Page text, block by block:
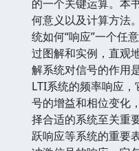
的一个关键运算。本
何意义以及计算方法
统如何“响应”一个任
过图解和实例，直观
解系统对信号的作用
LTI系统的频率响应
号的增益和相位变化
择合适的系统至关重
跃响应等系统的重要